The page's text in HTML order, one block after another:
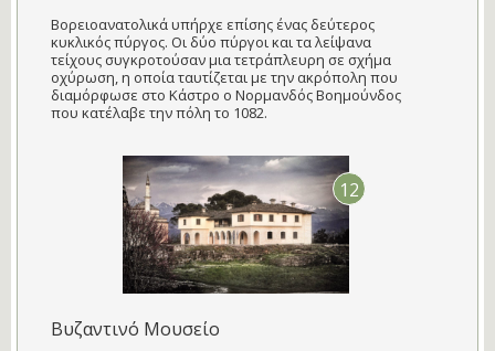
Βορειοανατολικά υπήρχε επίσης ένας δεύτερος
κυκλικός πύργος. Οι δύο πύργοι και τα λείψανα
τείχους συγκροτούσαν μια τετράπλευρη σε σχήμα
οχύρωση, η οποία ταυτίζεται με την ακρόπολη που
διαμόρφωσε στο Κάστρο ο Νορμανδός Βοημούνδος
που κατέλαβε την πόλη το 1082.
12
Βυζαντινό Μουσείο